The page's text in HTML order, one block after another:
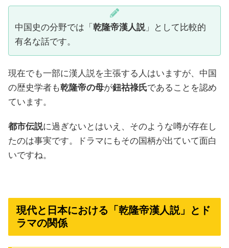
中国史の分野では「 乾隆帝漢人説」として比較的
有名な話です。
現在でも一部に漢人説を主張する人はいますが、中国
の歴史学者も乾隆帝の母が鈕祜祿氏であることを認め
ています。
都市伝説に過ぎないとはいえ、そのような噂が存在し
たのは事実です。ドラマにもその国柄が出ていて面白
いですね。
現代と日本における「乾隆帝漢人説」とド
ラマの関係